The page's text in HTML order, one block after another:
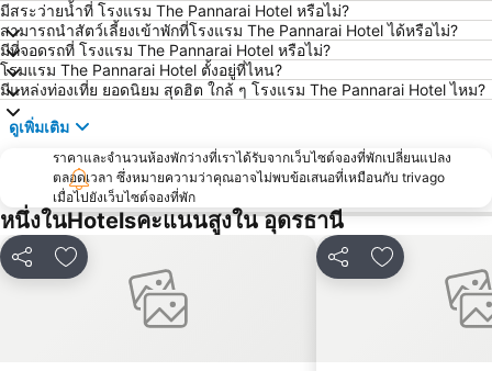
มีสระว่ายน้ำที่ โรงแรม The Pannarai Hotel หรือไม่?
สามารถนำสัตว์เลี้ยงเข้าพักที่โรงแรม The Pannarai Hotel ได้หรือไม่?
มีที่จอดรถที่ โรงแรม The Pannarai Hotel หรือไม่?
โรมแรม The Pannarai Hotel ตั้งอยู่ที่ไหน?
มีแหล่งท่องเที่ย ยอดนิยม สุดฮิต ใกล้ ๆ โรงแรม The Pannarai Hotel ไหม?
ดูเพิ่มเติม
ราคาและจำนวนห้องพักว่างที่เราได้รับจากเว็บไซต์จองที่พักเปลี่ยนแปลง
ตลอดเวลา ซึ่งหมายความว่าคุณอาจไม่พบข้อเสนอที่เหมือนกับ trivago
เมื่อไปยังเว็บไซต์จองที่พัก
หนึ่งในHotelsคะแนนสูงใน อุดรธานี
แชร์ เพิ่มในรายการโปรด แชร์ เพิ่มในรายกา